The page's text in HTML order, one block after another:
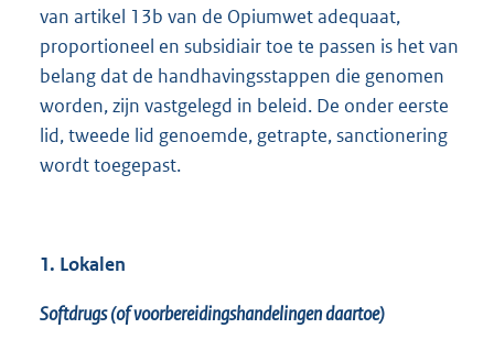
van artikel 13b van de Opiumwet adequaat,
proportioneel en subsidiair toe te passen is het van
belang dat de handhavingsstappen die genomen
worden, zijn vastgelegd in beleid. De onder eerste
lid, tweede lid genoemde, getrapte, sanctionering
wordt toegepast.
1. Lokalen
Softdrugs (of voorbereidingshandelingen daartoe)